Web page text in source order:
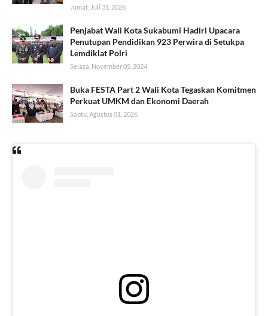
Jumat, Juli 31, 2026
Penjabat Wali Kota Sukabumi Hadiri Upacara
Penutupan Pendidikan 923 Perwira di Setukpa
Lemdiklat Polri
Selasa, November 05, 2024
Buka FESTA Part 2 Wali Kota Tegaskan Komitmen
Perkuat UMKM dan Ekonomi Daerah
Sabtu, Agustus 01, 2026